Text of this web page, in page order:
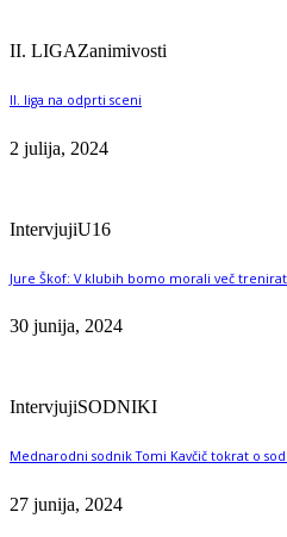
II. LIGAZanimivosti
II. liga na odprti sceni
2 julija, 2024
IntervjujiU16
Jure Škof: V klubih bomo morali več
30 junija, 2024
IntervjujiSODNIKI
Mednarodni sodnik Tomi Kavčič tokrat o
27 junija, 2024